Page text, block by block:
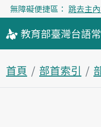
無障礙便捷區： 跳去主
教育部臺灣台語
首頁 部首索引